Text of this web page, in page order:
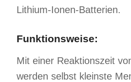
Lithium-Ionen-Batterien.
Funktionsweise:
Mit einer Reaktionszeit
werden selbst kleinste